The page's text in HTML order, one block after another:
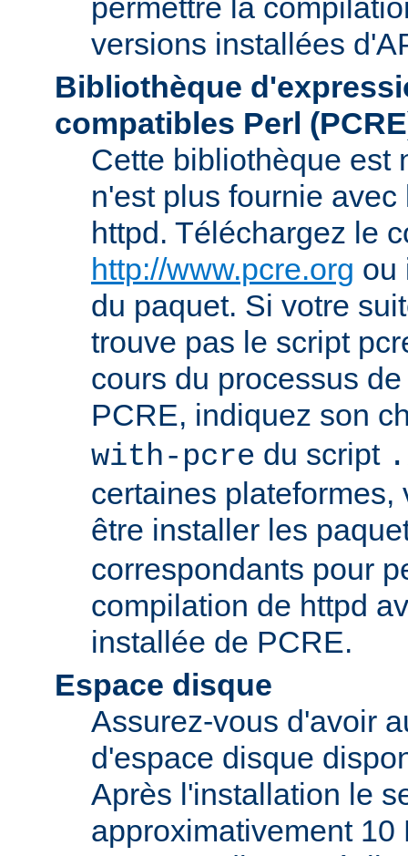
permettre la
versions installées
Bibliothèque
compatibles Perl
Cette bibliothèque est
n'est plus fournie
httpd. Téléchargez le
http://www.pcre.org ou
du paquet. Si votre
trouve pas le script
cours du processus
PCRE, indiquez son
with-pcre du script
certaines plateformes,
être installer les
correspondants pour
compilation de httpd
installée de PCRE.
Espace disque
Assurez-vous d'avoir
d'espace disque
Après l'installation le
approximativement